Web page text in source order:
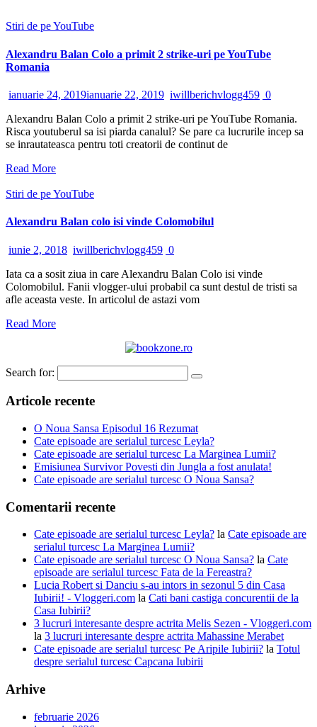
Stiri de pe YouTube
Alexandru Balan Colo a primit 2 strike-uri pe YouTube
Romania
ianuarie 24, 2019ianuarie 22, 2019 iwillberichvlogg459 0
Alexandru Balan Colo a primit 2 strike-uri pe YouTube Romania.
Risca youtuberul sa isi piarda canalul? Se pare ca lucrurile incep sa
se inrautateasca pentru toti creatorii de continut de
Read More
Stiri de pe YouTube
Alexandru Balan colo isi vinde Colomobilul
iunie 2, 2018 iwillberichvlogg459 0
Iata ca a sosit ziua in care Alexandru Balan Colo isi vinde
Colomobilul. Fanii vlogger-ului probabil ca sunt destul de tristi sa
afle aceasta veste. In articolul de astazi vom
Read More
Search for:
Articole recente
O Noua Sansa Episodul 16 Rezumat
Cate episoade are serialul turcesc Leyla?
Cate episoade are serialul turcesc La Marginea Lumii?
Emisiunea Survivor Povesti din Jungla a fost anulata!
Cate episoade are serialul turcesc O Noua Sansa?
Comentarii recente
Cate episoade are serialul turcesc Leyla? la Cate episoade are
serialul turcesc La Marginea Lumii?
Cate episoade are serialul turcesc O Noua Sansa? la Cate
episoade are serialul turcesc Fata de la Fereastra?
Lucia Robert si Danciu s-au intors in sezonul 5 din Casa
Iubirii! - Vloggeri.com la Cati bani castiga concurentii de la
Casa Iubirii?
3 lucruri interesante despre actrita Melis Sezen - Vloggeri.com
la 3 lucruri interesante despre actrita Mahassine Merabet
Cate episoade are serialul turcesc Pe Aripile Iubirii? la Totul
despre serialul turcesc Capcana Iubirii
Arhive
februarie 2026